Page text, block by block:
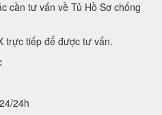
cần tư vấn về Tủ Hồ Sơ chống
trực tiếp để được tư vấn.
24h